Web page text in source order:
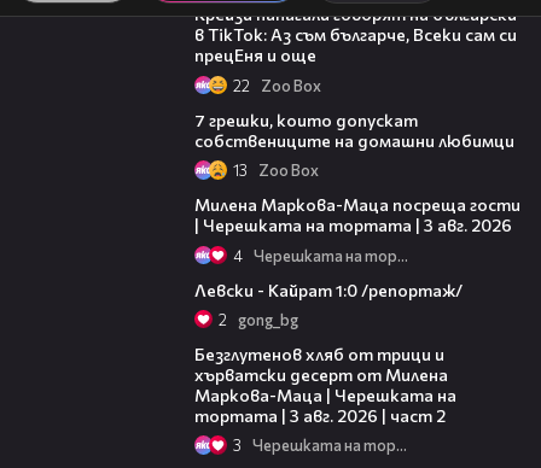
Крейзи папагали говорят на български
в TikTok: Аз съм българче, Всеки сам си
прецЕня и още
22 Zoo Box
7 грешки, които допускат
собствениците на домашни любимци
13 Zoo Box
Милена Маркова-Маца посреща гости
| Черешката на тортата | 3 авг. 2026
4 Черешката на тортата
Левски - Кайрат 1:0 /репортаж/
2 gong_bg
Безглутенов хляб от трици и
хърватски десерт от Милена
Маркова-Маца | Черешката на
тортата | 3 авг. 2026 | част 2
3 Черешката на тортата